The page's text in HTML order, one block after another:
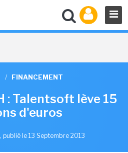
/ FINANCEMENT
: Talentsoft lève 15
d'euros
, publié le 13 Septembre 2013